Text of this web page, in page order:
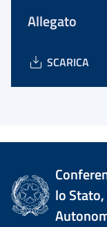
Allegato
SCARICA
lo